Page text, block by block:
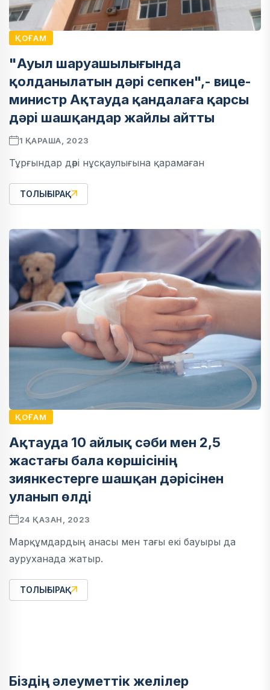
ҚОҒАМ
"Ауыл шаруашылығында
қолданылатын дәрі сепкен",- вице-
министр Ақтауда қандалаға қарсы
дәрі шашқандар жайлы айтты
1 ҚАРАША, 2023
Тұрғындар дәрі нұсқаулығына қарамаған
ТОЛЫҒЫРАҚ
ҚОҒАМ
Ақтауда 10 айлық сәби мен 2,5
жастағы бала көршісінің
зиянкестерге шашқан дәрісінен
уланып өлді
24 ҚАЗАН, 2023
Марқұмдардың анасы мен тағы екі бауыры да
ауруханада жатыр.
ТОЛЫҒЫРАҚ
Біздің әлеуметтік желілер